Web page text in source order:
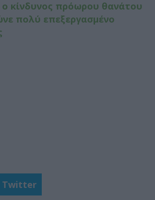
κίνδυνος πρόωρου θανάτου
πολύ επεξεργασμένο
Twitter